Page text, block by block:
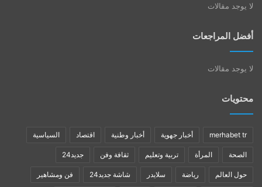
لا يوجد مقالات
أفضل المراجعات
لا يوجد مقالات
محتويات
merhabet tr أخبار جهوية أخبار وطنية اقتصاد السياسية
الصحة المرأة تربية وتعليم ثقافة وفن جديد24
حول العالم رياضة سلايدر شاشة جديد24 فن ومشاهير